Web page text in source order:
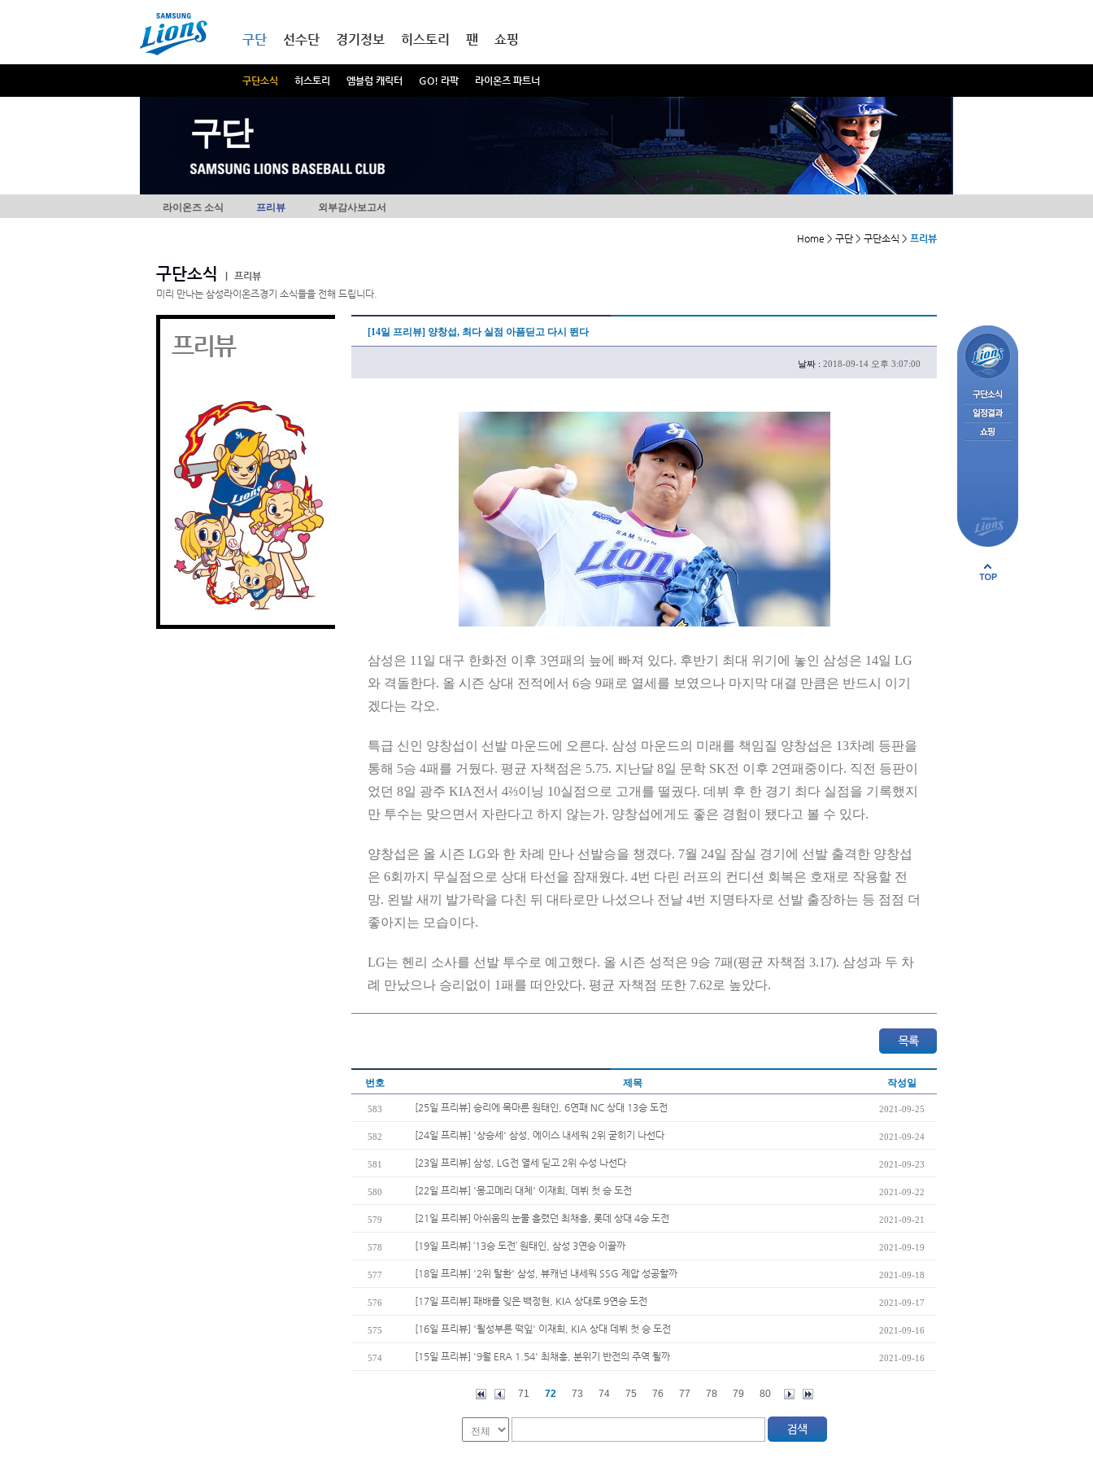
구단
구단소식 히스토리 엠블럼 캐릭터 GO! 라팍 라이온즈 파트너
선수단 경기정보 히스토리 팬 쇼핑
구단
라이온즈 소식 프리뷰 외부감사보고서
Home > 구단 > 구단소식 > 프리뷰
구단소식
프리뷰
미리 만나는 삼성라이온즈경기 소식들을 전해 드립니다.
프리뷰 [14일 프리뷰] 양창섭, 최다 실점 아픔딛고 다시 뛴다
날짜 : 2018-09-14 오후 3:07:00
삼성은 11일 대구 한화전 이후 3연패의 늪에 빠져 있다. 후반기 최대 위기에 놓인 삼성은 14일 LG
와 격돌한다. 올 시즌 상대 전적에서 6승 9패로 열세를 보였으나 마지막 대결 만큼은 반드시 이기
겠다는 각오.
특급 신인 양창섭이 선발 마운드에 오른다. 삼성 마운드의 미래를 책임질 양창섭은 13차례 등판을
통해 5승 4패를 거뒀다. 평균 자책점은 5.75. 지난달 8일 문학 SK전 이후 2연패중이다. 직전 등판이
었던 8일 광주 KIA전서 4⅔이닝 10실점으로 고개를 떨궜다. 데뷔 후 한 경기 최다 실점을 기록했지
만 투수는 맞으면서 자란다고 하지 않는가. 양창섭에게도 좋은 경험이 됐다고 볼 수 있다.
양창섭은 올 시즌 LG와 한 차례 만나 선발승을 챙겼다. 7월 24일 잠실 경기에 선발 출격한 양창섭
은 6회까지 무실점으로 상대 타선을 잠재웠다. 4번 다린 러프의 컨디션 회복은 호재로 작용할 전
망. 왼발 새끼 발가락을 다친 뒤 대타로만 나섰으나 전날 4번 지명타자로 선발 출장하는 등 점점 더
좋아지는 모습이다.
LG는 헨리 소사를 선발 투수로 예고했다. 올 시즌 성적은 9승 7패(평균 자책점 3.17). 삼성과 두 차
례 만났으나 승리없이 1패를 떠안았다. 평균 자책점 또한 7.62로 높았다.
번호 제목 작성일
583 [25일 프리뷰] 승리에 목마른 원태인, 6연패 NC 상대 13승 도전 2021-09-25
582 [24일 프리뷰] '상승세' 삼성, 에이스 내세워 2위 굳히기 나선다 2021-09-24
581 [23일 프리뷰] 삼성, LG전 열세 딛고 2위 수성 나선다 2021-09-23
580 [22일 프리뷰] '몽고메리 대체' 이재희, 데뷔 첫 승 도전 2021-09-22
579 [21일 프리뷰] 아쉬움의 눈물 흘렸던 최채흥, 롯데 상대 4승 도전 2021-09-21
578 [19일 프리뷰] ‘13승 도전’ 원태인, 삼성 3연승 이끌까 2021-09-19
577 [18일 프리뷰] '2위 탈환' 삼성, 뷰캐넌 내세워 SSG 제압 성공할까 2021-09-18
576 [17일 프리뷰] 패배를 잊은 백정현, KIA 상대로 9연승 도전 2021-09-17
575 [16일 프리뷰] '될성부른 떡잎' 이재희, KIA 상대 데뷔 첫 승 도전 2021-09-16
574 [15일 프리뷰] '9월 ERA 1.54' 최채흥, 분위기 반전의 주역 될까 2021-09-16
71 72 73 74 75 76 77 78 79 80